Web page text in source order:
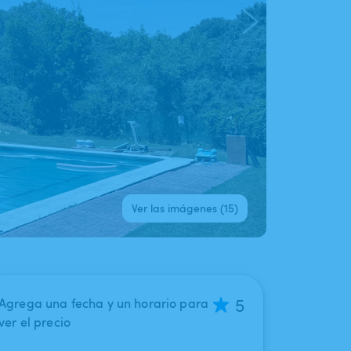
Ver las imágenes (15)
una fecha y un horario para
el precio
5